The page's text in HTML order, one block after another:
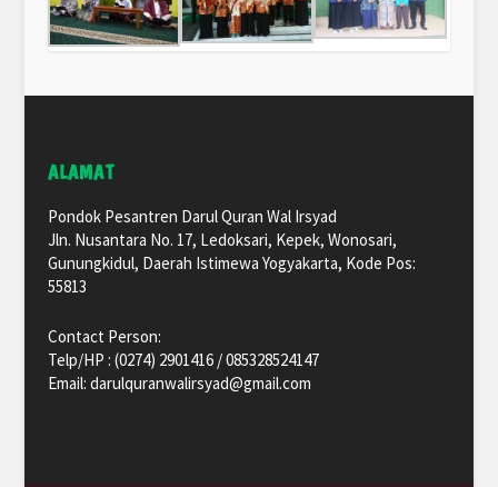
ALAMAT
Pondok Pesantren Darul Quran Wal Irsyad
Jln. Nusantara No. 17, Ledoksari, Kepek, Wonosari,
Gunungkidul, Daerah Istimewa Yogyakarta, Kode Pos:
55813
Contact Person:
Telp/HP : (0274) 2901416 / 085328524147
Email: darulquranwalirsyad@gmail.com